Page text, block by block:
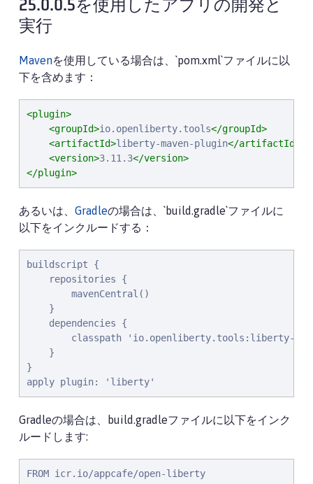
25.0.0.5を使用したアプリの開発と
実行
Mavenを使用している場合は、`pom.xml`ファイルに以
下を含めます：
<plugin>
<groupId>io.openliberty.tools</groupId>
<artifactId>liberty-maven-plugin</artifactId>
<version>3.11.3</version>
</plugin>
あるいは、 Gradleの場合は、`build.gradle`ファイルに
以下をインクルードする：
buildscript {
    repositories {
        mavenCentral()
    }
    dependencies {
classpath 'io.openliberty.tools:liberty-
    }
}
apply plugin: 'liberty'
Gradleの場合は、build.gradleファイルに以下をインク
ルードします:
FROM icr.io/appcafe/open-liberty